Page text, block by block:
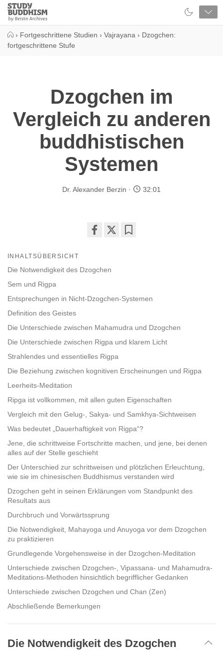
Close
Study
Buddhism
› Fortgeschrittene Studien › Vajrayana › Dzogchen:
fortgeschrittene Stufe
Dzogchen im
Vergleich zu anderen
buddhistischen
Systemen
Dr. Alexander Berzin 32:01
facebook
INHALTSÜBERSICHT
Die Notwendigkeit des Dzogchen
Sem und Rigpa
Entsprechungen in Nicht-Dzogchen-Systemen
Definition des Geistes
Die Unterschiede zwischen Mahamudra und Dzogchen
Die Unterschiede zwischen Rigpa und klarem Licht
Strahlendes und essentielles Rigpa
Die Beziehung zwischen kognitiven Erscheinungen und Rigpa
Leerheits-Meditation
Ripga ist vollkommen, mit allen guten Eigenschaften
Vergleich mit den Gelug-, Sakya- und Samkhya-Sichtweisen
Was bedeutet „Dauerhaftigkeit von Rigpa“?
Jene, die schrittweise Fortschritte machen, und jene, bei denen
alles auf der Stelle geschieht
Der Unterschied zur schrittweisen und plötzlichen Erleuchtung,
wie sie im chinesischen Buddhismus verstanden wird
Dzogchen geht in seinen Erklärungen vom Standpunkt des
Resultats aus
Durchbruch und Vorwärtssprung
Die Notwendigkeit, Mahayoga und Anuyoga vor dem Dzogchen
zu praktizieren
Grundlegende Vorgehensweise in der Dzogchen-Meditation
Unterschiede zwischen Dzogchen-, Vipassana- und Mahamudra-
Meditations-Methoden hinsichtlich begrifflicher Gedanken
Unterschiede zwischen Dzogchen und Chan (Zen)
Abschließende Bemerkungen
Die Notwendigkeit des Dzogchen